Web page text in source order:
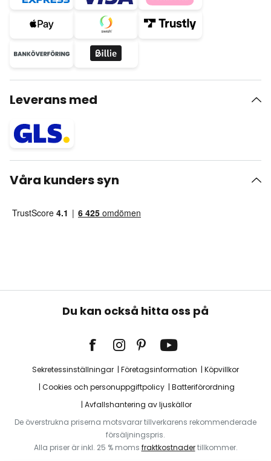
Leverans med
Våra kunders syn
Du kan också hitta oss på
Sekretessinställningar Företagsinformation
Köpvillkor
Cookies och personuppgiftpolicy
Batteriförordning
Avfallshantering av ljuskällor
De överstrukna priserna motsvarar tillverkarens rekommenderade
försäljningspris.
Alla priser är inkl. 25 % moms fraktkostnadertillkommer.